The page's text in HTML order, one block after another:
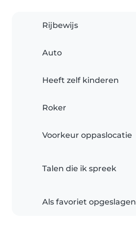
Rijbewijs
Auto
Heeft zelf kinderen
Roker
Voorkeur oppaslocatie
Talen die ik spreek
Als favoriet opgeslagen